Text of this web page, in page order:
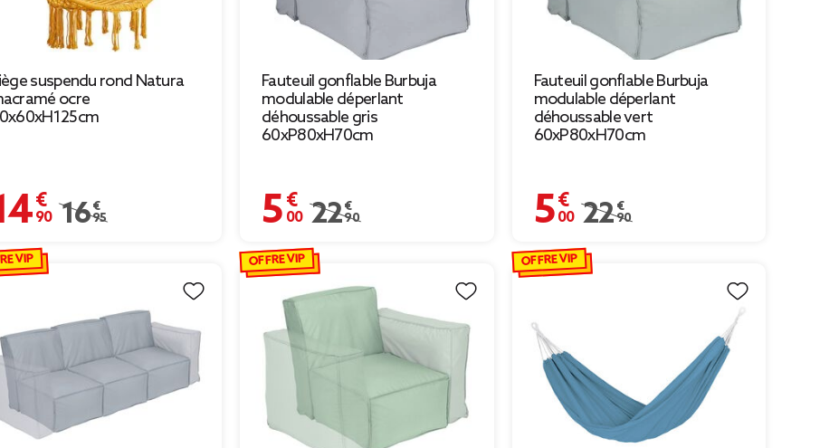
suspendu rond Natura
ocre
€
Prix remisé de 16,95 € à 14,90 €
16,95 €
Fauteuil gonflable Burbuja
modulable déperlant
déhoussable gris
60xP80xH70cm
5,00 €
Prix remisé de 22,90 € à 5,00 €
22,90 €
Fauteuil gonflable Burbuja
modulable déperlant
déhoussable vert
60xP80xH70cm
5,00 €
Prix remisé de 22,90 € à 5,00 €
22,90 €
VIP OFFRE VIP OFFRE VIP